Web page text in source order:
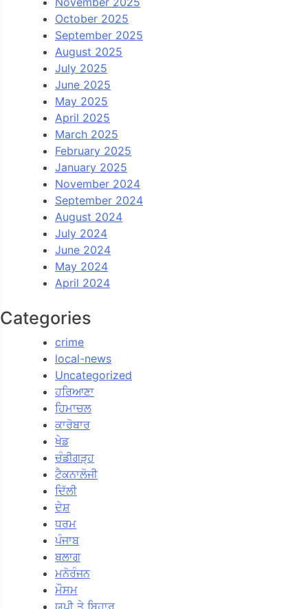
October 2025
September 2025
August 2025
July 2025
June 2025
May 2025
April 2025
March 2025
February 2025
January 2025
November 2024
September 2024
August 2024
July 2024
June 2024
May 2024
April 2024
Categories
crime
local-news
Uncategorized
ਹਰਿਆਣਾ
ਹਿਮਾਚਲ
ਕਾਰੋਬਾਰ
ਖੇਡ
ਚੰਡੀਗੜ੍ਹ
ਟੈਕਨਾਲੋਜੀ
ਦਿੱਲੀ
ਦੇਸ਼
ਧਰਮ
ਪੰਜਾਬ
ਬਲਾਗ
ਮਨੋਰੰਜਨ
ਮੌਸਮ
ਯੂਪੀ ਤੇ ਬਿਹਾਰ